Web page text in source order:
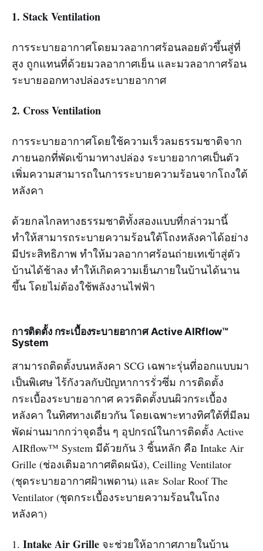
1. Stack Ventilation
การระบายอากาศโดยมวลอากาศร้อนลอยตัวขึ้นสู่ที่
สูง ถูกแทนที่ด้วยมวลอากาศเย็น และมวลอากาศร้อน
ระบายออกทางปล่องระบายอากาศ
2. Cross Ventilation
การระบายอากาศโดยใช้ความเร็วลมธรรมชาติจาก
ภายนอกที่พัดเข้ามาทางปล่อง ระบายอากาศเป็นตัว
เพิ่มความสามารถในการระบายความร้อนจากโถงใต้
หลังคา
ด้วยกลไกลทางธรรมชาติทั้งสองแบบที่กล่าวมานี้
ทำให้สามารถระบายความร้อนใต้โถงหลังคาได้อย่าง
มีประสิทธิภาพ ทำให้มวลอากาศร้อนถ่ายเทเข้าสู่ตัว
บ้านได้ช้าลง ทำให้เกิดความเย็นภายในบ้านได้นาน
ขึ้น โดยไม่ต้องใช้พลังงานไฟฟ้า
การติดตั้ง กระเบื้องระบายอากาศ Active AIRflow™
System
สามารถติดตั้งบนหลังคา SCG เฉพาะรุ่นที่ออกแบบมา
เป็นพิเศษ ไร้กังวลกับปัญหาการรั่วซึ่ม การติดตั้ง
กระเบื้องระบายอากาศ ควรติดตั้งบนผิวกระเบื้อง
หลังคา ในทิศทางเดียวกัน โดยเฉพาะทางทิศใต้ที่มีลม
พัดผ่านมากกว่าจุดอื่น ๆ อุปกรณ์ในการติดตั้ง Active
AIRflow™ System มีด้วยกัน 3 ชิ้นหลัก คือ Intake Air
Grille (ช่องเติมอากาศติดผนัง), Ceilling Ventilator
(ชุดระบายอากาศฝ้าเพดาน) และ Solar Roof The
Ventilator (ชุดกระเบื้องระบายความร้อนในโถง
หลังคา)
1. Intake Air Grille จะช่วยให้อากาศภายในบ้าน